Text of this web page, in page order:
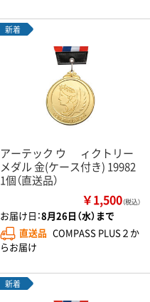
新着
アーテック ウ ゙ィクトリー
メダル 金(ケース付き) 19982
1個（直送品）
￥1,500（税込）
お届け日：8月26日（水）まで
直送品 COMPASS PLUS２か
らお届け
新着